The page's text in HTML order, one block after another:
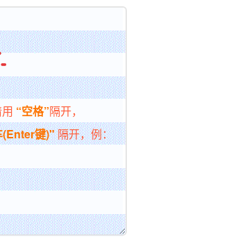
“空格”隔开，
键)"隔开，例：